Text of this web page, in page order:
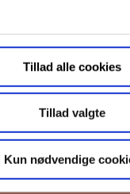
Tillad alle cookies
Tillad valgte
Kun nødvendige
i